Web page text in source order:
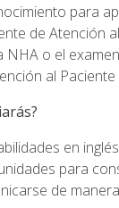
para
de Atención
NHA o el
al Paciente
en
para
de